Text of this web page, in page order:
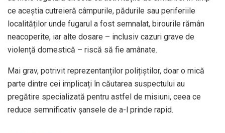
ce aceștia cutreieră câmpurile, pădurile sau periferiile
localităților unde fugarul a fost semnalat, birourile rămân
neacoperite, iar alte dosare – inclusiv cazuri grave de
violență domestică – riscă să fie amânate.
Mai grav, potrivit reprezentanților polițiștilor, doar o mică
parte dintre cei implicați în căutarea suspectului au
pregătire specializată pentru astfel de misiuni, ceea ce
reduce semnificativ șansele de a-l prinde rapid.